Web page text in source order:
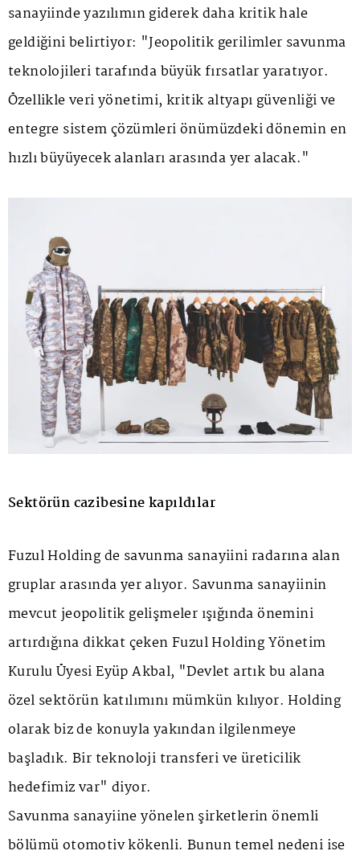
sanayiinde yazılımın giderek daha kritik hale
geldiğini belirtiyor: "Jeopolitik gerilimler savunma
teknolojileri tarafında büyük fırsatlar yaratıyor.
Özellikle veri yönetimi, kritik altyapı güvenliği ve
entegre sistem çözümleri önümüzdeki dönemin en
hızlı büyüyecek alanları arasında yer alacak."
Sektörün cazibesine kapıldılar
Fuzul Holding de savunma sanayiini radarına alan
gruplar arasında yer alıyor. Savunma sanayiinin
mevcut jeopolitik gelişmeler ışığında önemini
artırdığına dikkat çeken Fuzul Holding Yönetim
Kurulu Üyesi Eyüp Akbal, "Devlet artık bu alana
özel sektörün katılımını mümkün kılıyor. Holding
olarak biz de konuyla yakından ilgilenmeye
başladık. Bir teknoloji transferi ve üreticilik
hedefimiz var" diyor.
Savunma sanayiine yönelen şirketlerin önemli
bölümü otomotiv kökenli. Bunun temel nedeni ise